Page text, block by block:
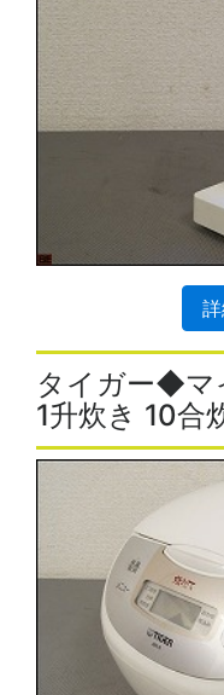
タイガー◆マ
1升炊き 10合